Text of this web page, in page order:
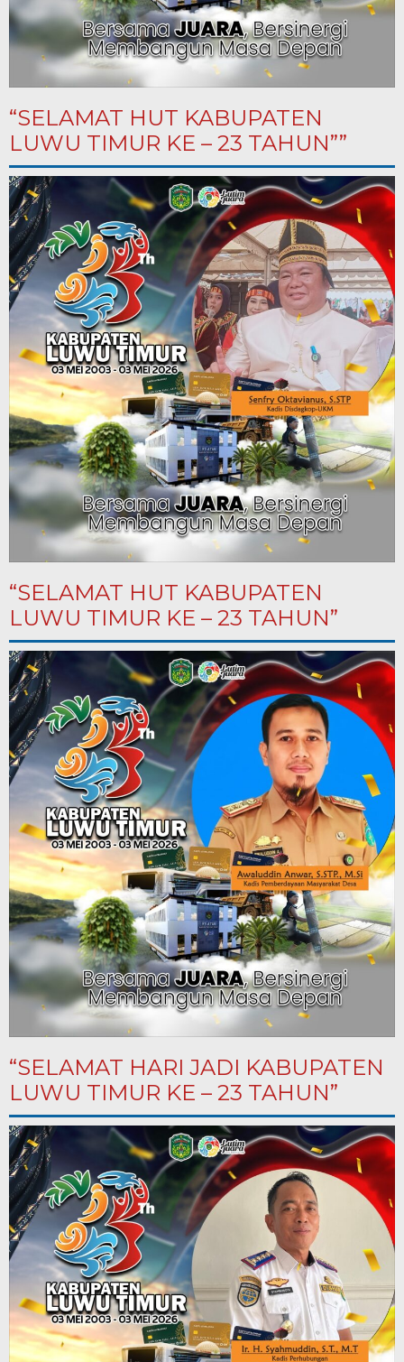
“SELAMAT HUT KABUPATEN
LUWU TIMUR KE – 23 TAHUN””
“SELAMAT HUT KABUPATEN
LUWU TIMUR KE – 23 TAHUN”
“SELAMAT HARI JADI KABUPATEN
LUWU TIMUR KE – 23 TAHUN”